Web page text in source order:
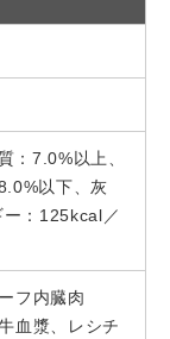
：7.0%以上、
以下、灰
：125kcal／
フ内臓肉
血漿、レシチ